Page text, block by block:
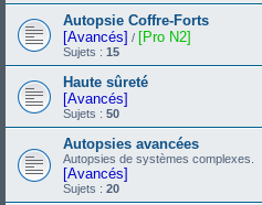
Autopsie Coffre-Forts
[Avancés] / [Pro N2]
Sujets : 15
Haute sûreté
[Avancés]
Sujets : 50
Autopsies avancées
Autopsies de systèmes complexes.
[Avancés]
Sujets : 20